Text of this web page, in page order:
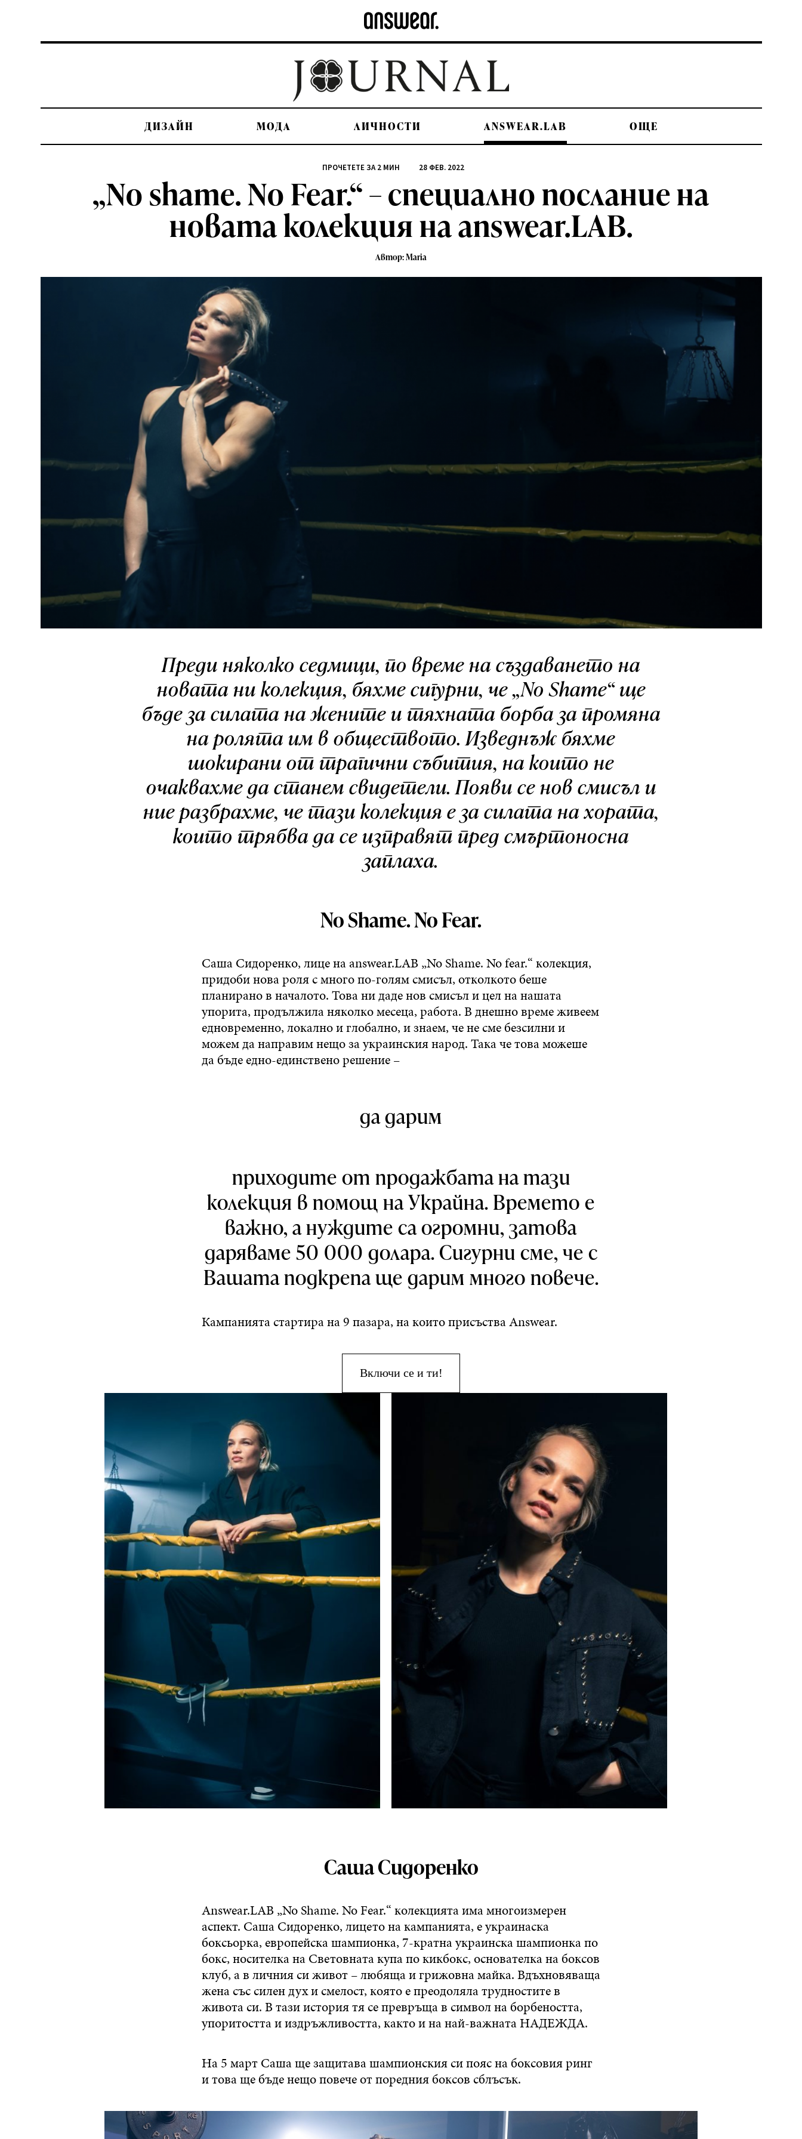
ДИЗАЙН МОДА ЛИЧНОСТИ ANSWEAR.LAB OЩЕ
ПРОЧЕТЕТЕ ЗА2 МИН 28 ФЕВ. 2022
„No shame. No Fear.“ – специално послание на
новата колекция на answear.LAB.
Автор: Maria
Преди няколко седмици, по време на създаването на
новата ни колекция, бяхме сигурни, че „No Shame“ ще
бъде за силата на жените и тяхната борба за промяна
на ролята им в обществото. Изведнъж бяхме
шокирани от трагични събития, на които не
очаквахме да станем свидетели. Появи се нов смисъл и
ние разбрахме, че тази колекция е за силата на хората,
които трябва да се изправят пред смъртоносна
заплаха.
No Shame. No Fear.
Саша Сидоренко, лице на answear.LAB „No Shame. No fear.“ колекция,
придоби нова роля с много по-голям смисъл, отколкото беше
планирано в началото. Това ни даде нов смисъл и цел на нашата
упорита, продължила няколко месеца, работа. В днешно време живеем
едновременно, локално и глобално, и знаем, че не сме безсилни и
можем да направим нещо за украинския народ. Така че това можеше
да бъде едно-единствено решение –
да дарим
приходите от продажбата на тази
колекция в помощ на Украйна. Времето е
важно, а нуждите са огромни, затова
даряваме 50 000 долара. Сигурни сме, че с
Вашата подкрепа ще дарим много повече.
Кампанията стартира на 9 пазара, на които присъства Answear.
Включи се и ти!
Саша Сидоренко
Answear.LAB „No Shame. No Fear.“ колекцията има многоизмерен
аспект. Саша Сидоренко, лицето на кампанията, е украинаска
боксьорка, европейска шампионка, 7-кратна украинска шампионка по
бокс, носителка на Световната купа по кикбокс, основателка на боксов
клуб, а в личния си живот – любяща и грижовна майка. Вдъхновяваща
жена със силен дух и смелост, която е преодоляла трудностите в
живота си. В тази история тя се превръща в символ на борбеността,
упоритостта и издръжливостта, както и на най-важната НАДЕЖДА.
На 5 март Саша ще защитава шампионския си пояс на боксовия ринг
и това ще бъде нещо повече от поредния боксов сблъсък.